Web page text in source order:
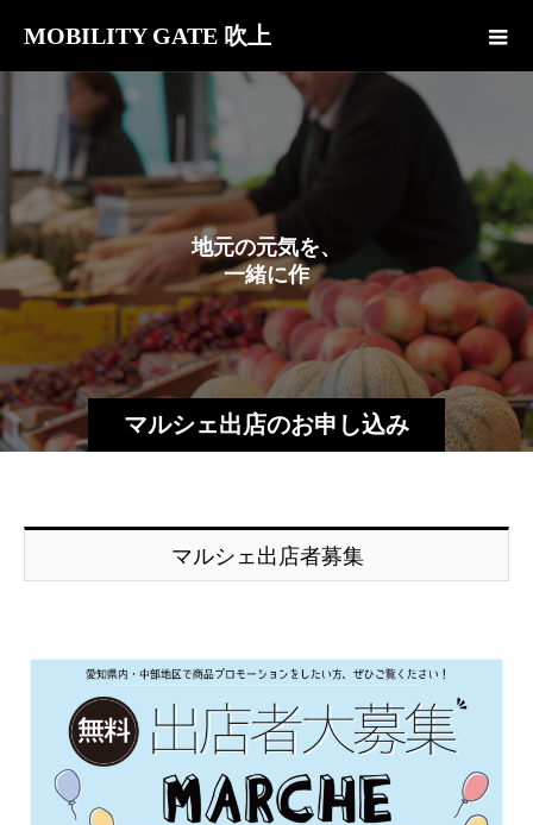
MOBILITY GATE 吹上
マルシェ出店のお申し込み
地元の元気を、
緒に作りませんか
マルシェ出店者募集